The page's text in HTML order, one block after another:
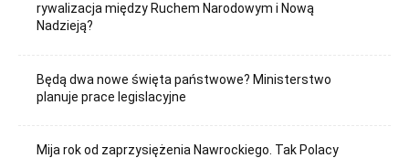
rywalizacja między Ruchem Narodowym i Nową
Nadzieją?
Będą dwa nowe święta państwowe? Ministerstwo
planuje prace legislacyjne
Mija rok od zaprzysiężenia Nawrockiego. Tak Polacy